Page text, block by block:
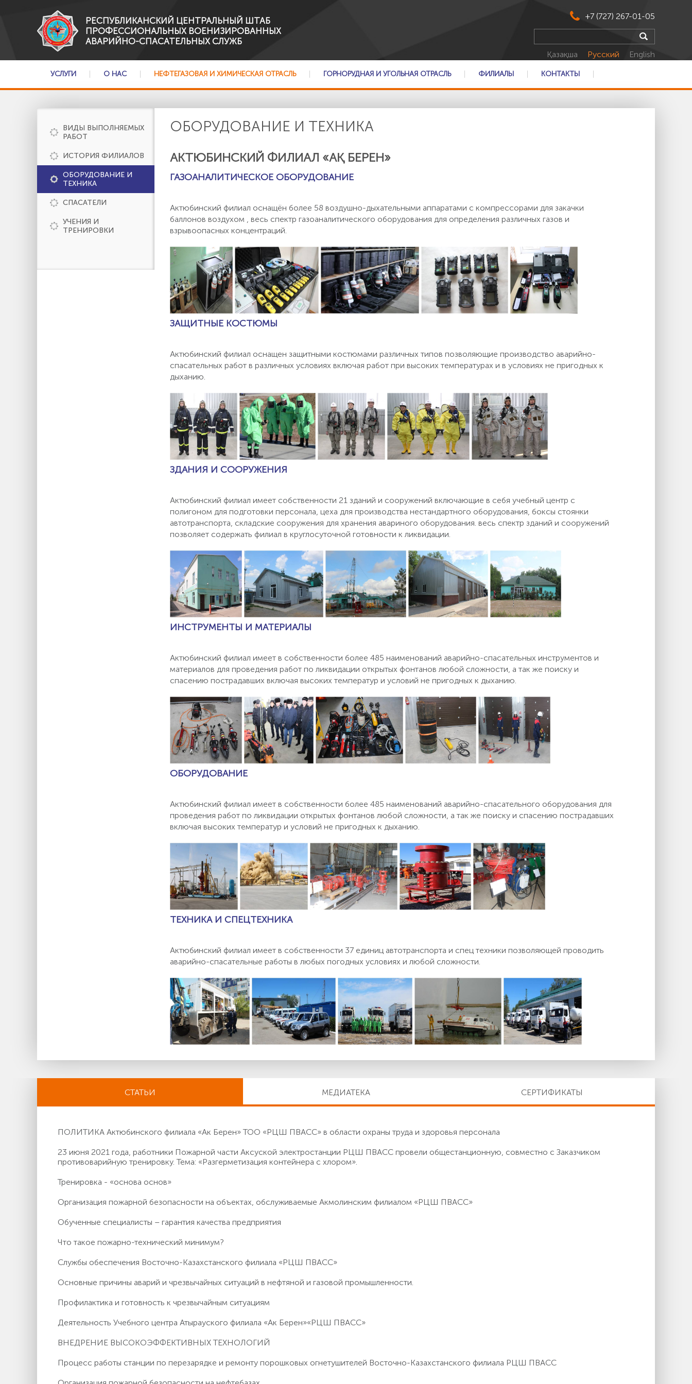
РЕСПУБЛИКАНСКИЙ ЦЕНТРАЛЬНЫЙ ШТАБ
ПРОФЕССИОНАЛЬНЫХ ВОЕНИЗИРОВАННЫХ
АВАРИЙНО-СПАСАТЕЛЬНЫХ СЛУЖБ
+7 (727) 267-01-05
Қазақша Русский English
УСЛУГИ О НАС НЕФТЕГАЗОВАЯ И ХИМИЧЕСКАЯ ОТРАСЛЬ ГОРНОРУДНАЯ И УГОЛЬНАЯ ОТРАСЛЬ ФИЛИАЛЫ КОНТАКТЫ
ВИДЫ ВЫПОЛНЯЕМЫХ
РАБОТ
ИСТОРИЯ ФИЛИАЛОВ
ОБОРУДОВАНИЕ И
ТЕХНИКА
СПАСАТЕЛИ
УЧЕНИЯ И
ТРЕНИРОВКИ
ОБОРУДОВАНИЕ И ТЕХНИКА
АКТЮБИНСКИЙ ФИЛИАЛ «АҚ БЕРЕН»
ГАЗОАНАЛИТИЧЕСКОЕ ОБОРУДОВАНИЕ
Актюбинский филиал оснащён более 58 воздушно-дыхательными аппаратами с компрессорами для закачки
баллонов воздухом , весь спектр газоаналитического оборудования для определения различных газов и
взрывоопасных концентраций.
ЗАЩИТНЫЕ КОСТЮМЫ
Актюбинский филиал оснащен защитными костюмами различных типов позволяющие производство аварийно-
спасательных работ в различных условиях включая работ при высоких температурах и в условиях не пригодных к
дыханию.
ЗДАНИЯ И СООРУЖЕНИЯ
Актюбинский филиал имеет собственности 21 зданий и сооружений включающие в себя учебный центр с
полигоном для подготовки персонала, цеха для производства нестандартного оборудования, боксы стоянки
автотранспорта, складские сооружения для хранения авариного оборудования. весь спектр зданий и сооружений
позволяет содержать филиал в круглосуточной готовности к ликвидации.
ИНСТРУМЕНТЫ И МАТЕРИАЛЫ
Актюбинский филиал имеет в собственности более 485 наименований аварийно-спасательных инструментов и
материалов для проведения работ по ликвидации открытых фонтанов любой сложности, а так же поиску и
спасению пострадавших включая высоких температур и условий не пригодных к дыханию.
ОБОРУДОВАНИЕ
Актюбинский филиал имеет в собственности более 485 наименований аварийно-спасательного оборудования для
проведения работ по ликвидации открытых фонтанов любой сложности, а так же поиску и спасению пострадавших
включая высоких температур и условий не пригодных к дыханию.
ТЕХНИКА И СПЕЦТЕХНИКА
Актюбинский филиал имеет в собственности 37 единиц автотранспорта и спец техники позволяющей проводить
аварийно-спасательные работы в любых погодных условиях и любой сложности.
СТАТЬИ МЕДИАТЕКА СЕРТИФИКАТЫ
ПОЛИТИКА Актюбинского филиала «Ак Берен» ТОО «РЦШ ПВАСС» в области охраны труда и здоровья персонала
23 июня 2021 года, работники Пожарной части Аксуской электростанции РЦШ ПВАСС провели общестанционную, совместно с Заказчиком
противоварийную тренировку. Тема: «Разгерметизация контейнера с хлором».
Тренировка - «основа основ»
Организация пожарной безопасности на объектах, обслуживаемые Акмолинским филиалом «РЦШ ПВАСС»
Обученные специалисты – гарантия качества предприятия
Что такое пожарно-технический минимум?
Службы обеспечения Восточно-Казахстанского филиала «РЦШ ПВАСС»
Основные причины аварий и чрезвычайных ситуаций в нефтяной и газовой промышленности.
Профилактика и готовность к чрезвычайным ситуациям
Деятельность Учебного центра Атырауского филиала «Ак Берен»«РЦШ ПВАСС»
ВНЕДРЕНИЕ ВЫСОКОЭФФЕКТИВНЫХ ТЕХНОЛОГИЙ
Процесс работы станции по перезарядке и ремонту порошковых огнетушителей Восточно-Казахстанского филиала РЦШ ПВАСС